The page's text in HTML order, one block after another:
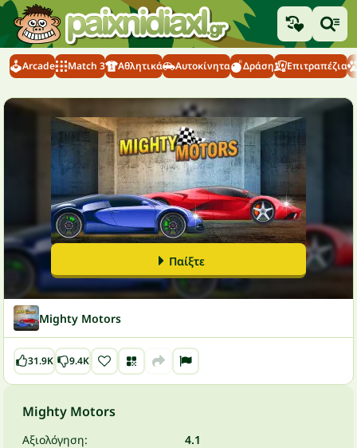
Arcade Match 3 Αθλητικά Αυτοκίνητα Δράση Επιτραπέζια
Παίξτε
Mighty Motors
31.9K 9.4K
Mighty Motors
Αξιολόγηση:
4.1